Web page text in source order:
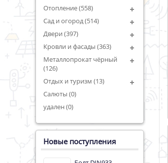
Отопление (558)
Сад и огород (514)
Двери (397)
Кровли и фасады (363)
Металлопрокат чёрный
(126)
Отдых и туризм (13)
Салюты (0)
удален (0)
Новые поступления